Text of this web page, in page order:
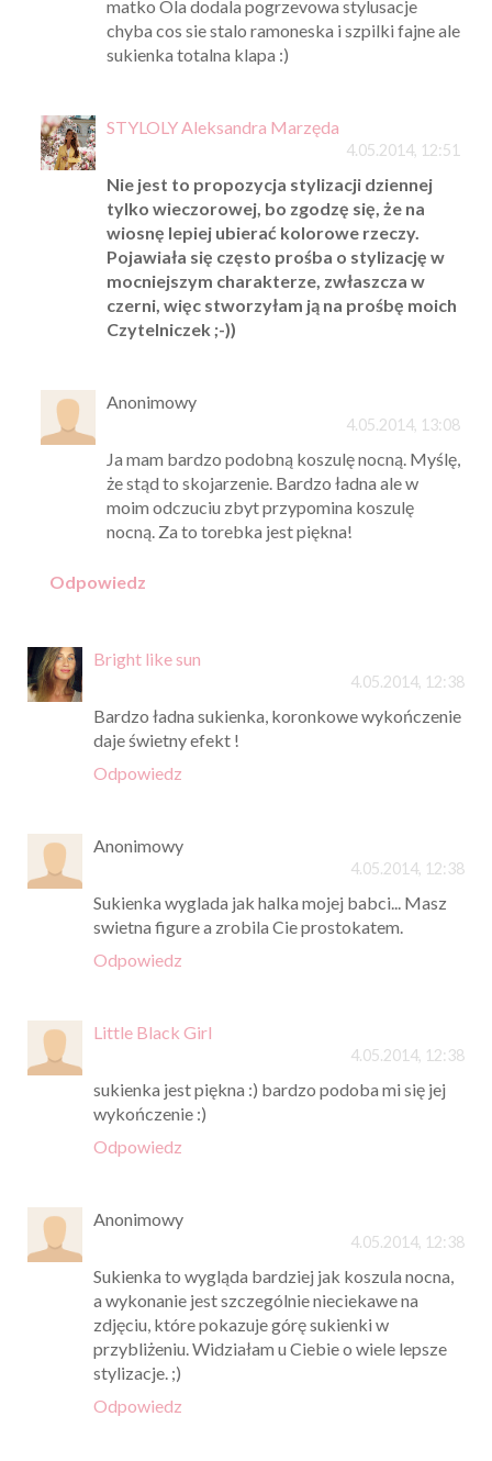
matko Ola dodala pogrzevowa stylusacje
chyba cos sie stalo ramoneska i szpilki fajne ale
sukienka totalna klapa :)
STYLOLY Aleksandra Marzęda
4.05.2014, 12:51
Nie jest to propozycja stylizacji dziennej
tylko wieczorowej, bo zgodzę się, że na
wiosnę lepiej ubierać kolorowe rzeczy.
Pojawiała się często prośba o stylizację w
mocniejszym charakterze, zwłaszcza w
czerni, więc stworzyłam ją na prośbę moich
Czytelniczek ;-))
Anonimowy
4.05.2014, 13:08
Ja mam bardzo podobną koszulę nocną. Myślę,
że stąd to skojarzenie. Bardzo ładna ale w
moim odczuciu zbyt przypomina koszulę
nocną. Za to torebka jest piękna!
Odpowiedz
Bright like sun
4.05.2014, 12:38
Bardzo ładna sukienka, koronkowe wykończenie
daje świetny efekt !
Odpowiedz
Anonimowy
4.05.2014, 12:38
Sukienka wyglada jak halka mojej babci... Masz
swietna figure a zrobila Cie prostokatem.
Odpowiedz
Little Black Girl
4.05.2014, 12:38
sukienka jest piękna :) bardzo podoba mi się jej
wykończenie :)
Odpowiedz
Anonimowy
4.05.2014, 12:38
Sukienka to wygląda bardziej jak koszula nocna,
a wykonanie jest szczególnie nieciekawe na
zdjęciu, które pokazuje górę sukienki w
przybliżeniu. Widziałam u Ciebie o wiele lepsze
stylizacje. ;)
Odpowiedz